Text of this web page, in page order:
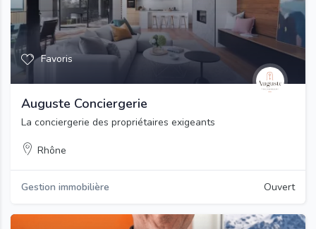
Favoris
Auguste Conciergerie
La conciergerie des propriétaires exigeants
Rhône
Gestion immobilière Ouvert